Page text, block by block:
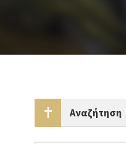
Αναζήτηση